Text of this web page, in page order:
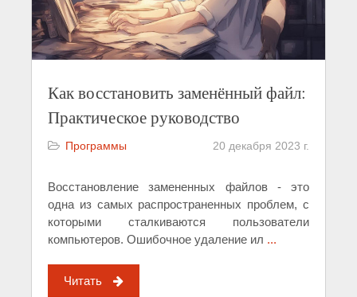
Как восстановить заменённый файл:
Практическое руководство
Программы 20 декабря 2023 г.
Восстановление замененных файлов - это
одна из самых распространенных проблем, с
которыми сталкиваются пользователи
компьютеров. Ошибочное удаление ил ...
Читать